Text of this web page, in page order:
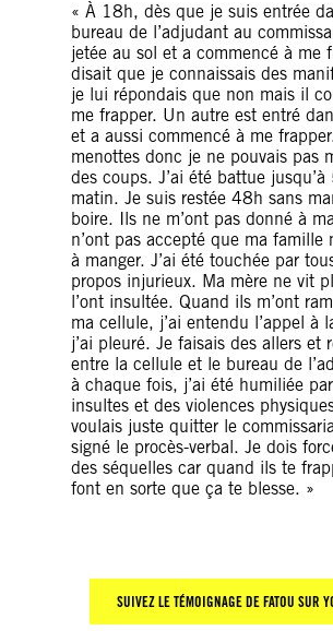
« À 18h, dès que je suis entrée
bureau de l’adjudant au
jetée au sol et a commencé à me
disait que je connaissais des
je lui répondais que non mais il
me frapper. Un autre est entré
et a aussi commencé à me
menottes donc je ne pouvais pas
des coups. J’ai été battue
matin. Je suis restée 48h sans
boire. Ils ne m’ont pas donné à
n’ont pas accepté que ma famille
à manger. J’ai été touchée par
propos injurieux. Ma mère ne vit
l’ont insultée. Quand ils m’ont
ma cellule, j’ai entendu l’appel à
j’ai pleuré. Je faisais des allers et
entre la cellule et le bureau de
à chaque fois, j’ai été humiliée
insultes et des violences
voulais juste quitter le
signé le procès-verbal. Je dois
des séquelles car quand ils te
font en sorte que ça te blesse. »
SUIVEZ LE TÉMOIGNAGE DE FATOU SUR